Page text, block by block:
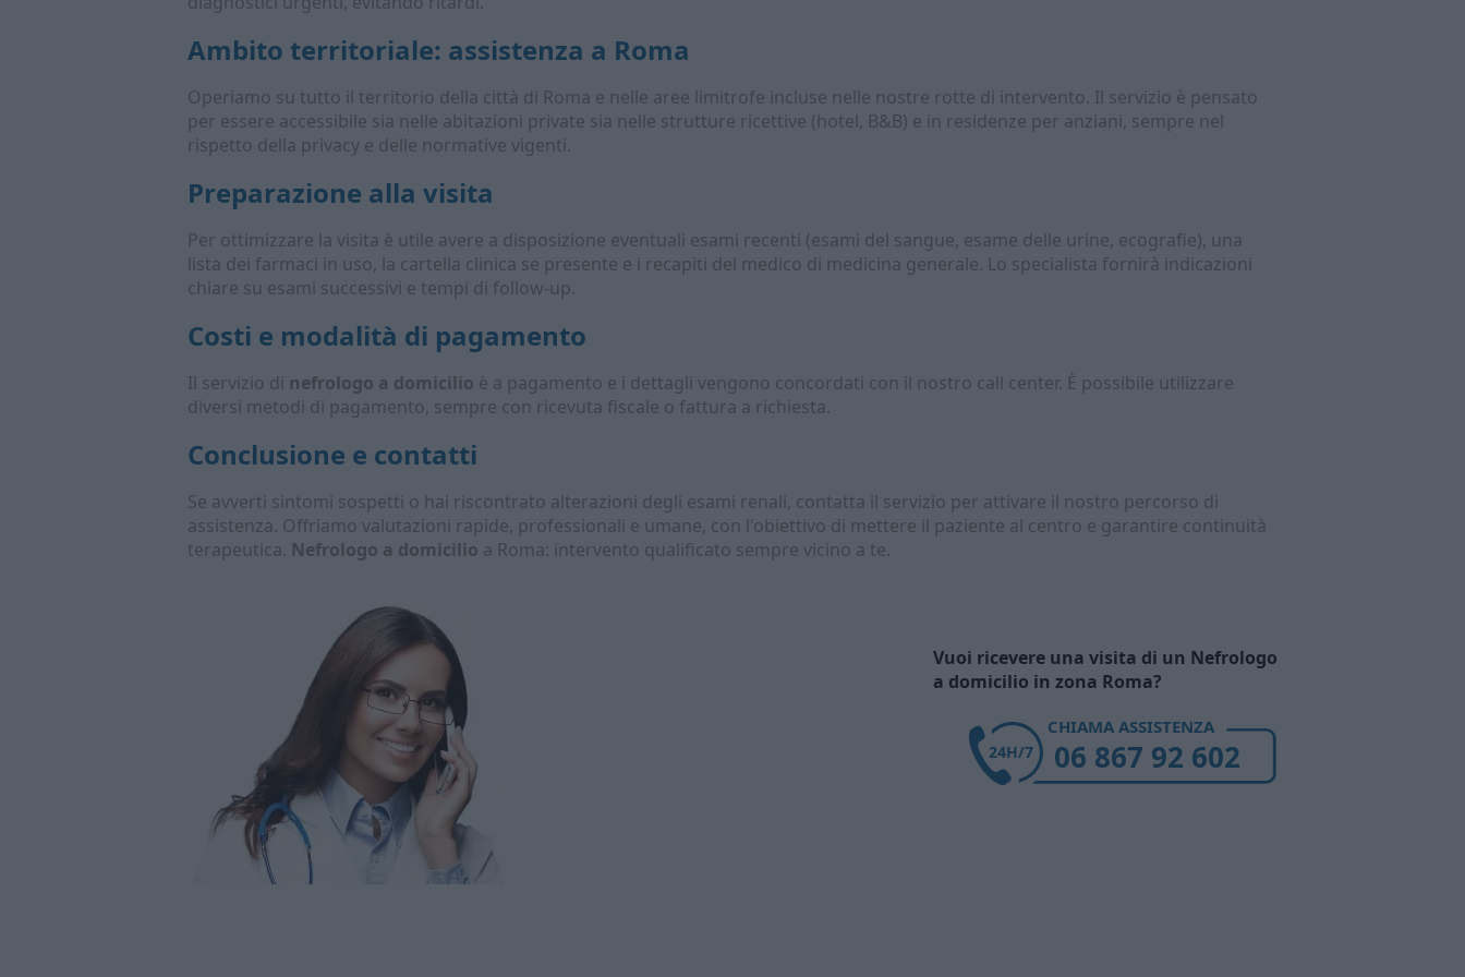
Ambito territoriale: assistenza a Roma
Operiamo su tutto il territorio della città di Roma e nelle aree limitrofe incluse nelle nostre rotte di intervento. Il servizio è pensato
per essere accessibile sia nelle abitazioni private sia nelle strutture ricettive (hotel, B&B) e in residenze per anziani, sempre nel
rispetto della privacy e delle normative vigenti.
Preparazione alla visita
Per ottimizzare la visita è utile avere a disposizione eventuali esami recenti (esami del sangue, esame delle urine, ecografie), una
lista dei farmaci in uso, la cartella clinica se presente e i recapiti del medico di medicina generale. Lo specialista fornirà indicazioni
chiare su esami successivi e tempi di follow-up.
Costi e modalità di pagamento
Il servizio di nefrologo a domicilio è a pagamento e i dettagli vengono concordati con il nostro call center. È possibile utilizzare
diversi metodi di pagamento, sempre con ricevuta fiscale o fattura a richiesta.
Conclusione e contatti
Se avverti sintomi sospetti o hai riscontrato alterazioni degli esami renali, contatta il servizio per attivare il nostro percorso di
assistenza. Offriamo valutazioni rapide, professionali e umane, con l'obiettivo di mettere il paziente al centro e garantire continuità
terapeutica. Nefrologo a domicilio a Roma: intervento qualificato sempre vicino a te.
Vuoi ricevere una visita di un Nefrologo
a domicilio in zona Roma?
CHIAMA ASSISTENZA
06 867 92 602
24H/7